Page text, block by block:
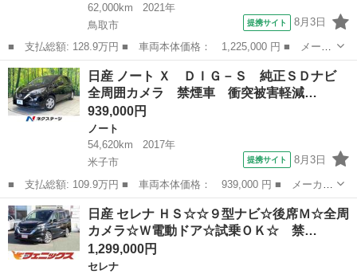
62,000km
2021年
鳥取市
提携サイト 8月3日
■ 支払総額: 128.9万円 ■ 車両本体価格： 1,225,000 円 ■ メーカ
ー名： 日産 ■ 車種名： リーフ ■ グレード名： ｅ＋ Ｘ ツ
ートン ワンオーナー 純正９型／ＴＶ／ＢＴ／ＨＤＭＩ アラウン
ドビュー...
鳥取 鳥取市 リーフ
日産 ノート Ｘ ＤＩＧ－Ｓ 純正ＳＤナビ
全周囲カメラ 禁煙車 衝突被害軽減…
939,000円
ノート
54,620km
2017年
米子市
提携サイト 8月3日
■ 支払総額: 109.9万円 ■ 車両本体価格： 939,000 円 ■ メーカー
名： 日産 ■ 車種名： ノート ■ グレード名： Ｘ ＤＩＧ－
Ｓ 純正ＳＤナビ 全周囲カメラ 禁煙車 衝突被害軽減システム
ドラレコ コ...
鳥取 米子市 ノート
日産 セレナ ＨＳ☆☆９型ナビ☆後席Ｍ☆全周
カメラ☆Ｗ電動ドア☆試乗ＯＫ☆ 禁…
1,299,000円
セレナ